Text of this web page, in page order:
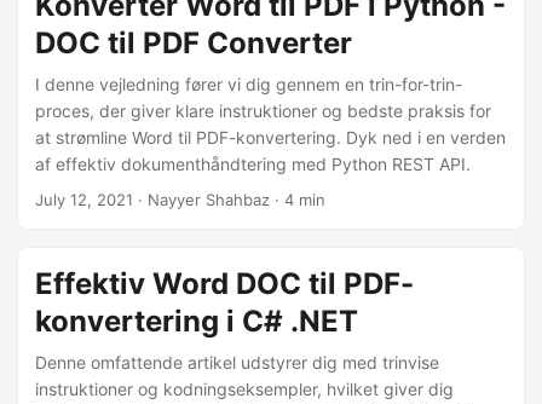
DOC til PDF Converter
I denne vejledning fører vi dig gennem en trin-for-trin-
proces, der giver klare instruktioner og bedste praksis for
at strømline Word til PDF-konvertering. Dyk ned i en verden
af effektiv dokumenthåndtering med Python REST API.
July 12, 2021 · Nayyer Shahbaz · 4 min
Effektiv Word DOC til PDF-
konvertering i C# .NET
Denne omfattende artikel udstyrer dig med trinvise
instruktioner og kodningseksempler, hvilket giver dig